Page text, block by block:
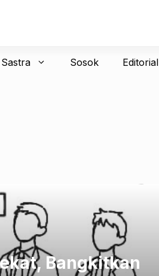
Sastra Sosok Editorial
Bangkitkan